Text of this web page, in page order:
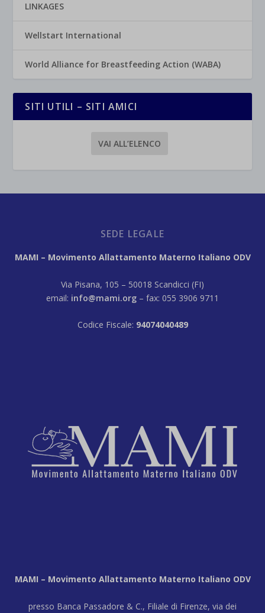
LINKAGES
Wellstart International
World Alliance for Breastfeeding Action (WABA)
SITI UTILI – SITI AMICI
VAI ALL’ELENCO
SEDE LEGALE
MAMI – Movimento Allattamento Materno Italiano ODV
Via Pisana, 105 – 50018 Scandicci (FI)
email: info@mami.org – fax: 055 3906 9711
Codice Fiscale: 94074040489
MAMI – Movimento Allattamento Materno Italiano ODV
presso Banca Passadore & C., Filiale di Firenze, via dei